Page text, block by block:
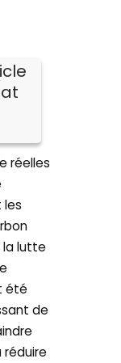
réelles
les
la lutte
été
de
réduire